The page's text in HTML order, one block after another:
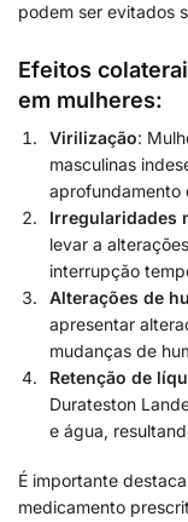
podem ser evitados
Efeitos
em mulheres:
Virilização:
masculinas
aprofundamento
Irregularidades
levar a
interrupção
Alterações de
apresentar
mudanças de
Retenção de
Durateston
e água,
É importante
medicamento